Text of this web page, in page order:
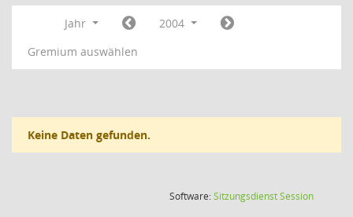
Jahr
2004
Gremium auswählen
Keine Daten gefunden.
Software:SitzungsdienstSession(Wird in